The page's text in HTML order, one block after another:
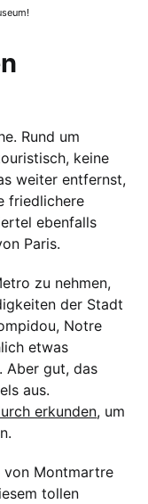
Rund um
keine
weiter entfernst,
friedlichere
ebenfalls
Paris.
zu nehmen,
der Stadt
Notre
etwas
Aber gut, das
aus.
erkunden, um
von Montmartre
tollen